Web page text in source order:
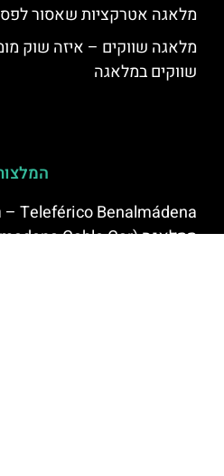
מלאגה אטרקציות שאסור
מלאגה שווקים – איזה שוק
שווקים במלאגה
ממלאגה (Benalmadena Cable Car)